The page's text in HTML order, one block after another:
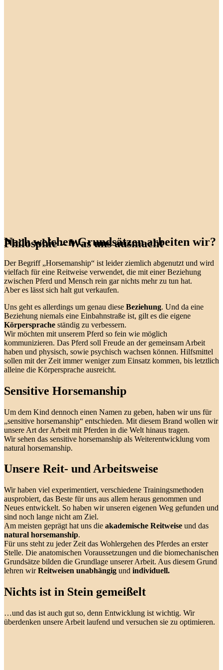
Philosphie – Was uns ausmacht
Nach welchen Grundsätzen arbeiten wir?
Der Begriff „Horsemanship“ ist leider ziemlich abgenutzt und wird
vielfach für eine Reitweise verwendet, die mit einer Beziehung
zwischen Pferd und Mensch rein gar nichts mehr zu tun hat.
Aber es lässt sich halt gut verkaufen.
Uns geht es allerdings um genau diese Beziehung. Und da eine
Beziehung niemals eine Einbahnstraße ist, gilt es die eigene
Körpersprache ständig zu verbessern.
Wir möchten mit unserem Pferd so fein wie möglich
kommunizieren. Das Pferd soll Freude an der gemeinsam Arbeit
haben und physisch, sowie psychisch wachsen können. Hilfsmittel
sollen mit der Zeit immer weniger zum Einsatz kommen, bis letztlich
alleine die Körpersprache ausreicht.
Sensitive Horsemanship
Um dem Kind dennoch einen Namen zu geben, haben wir uns für
„sensitive horsemanship“ entschieden. Mit diesem Brand wollen wir
unsere Art der Arbeit mit Pferden in die Welt hinaus tragen.
Wir sehen das sensitive horsemanship als Weiterentwicklung vom
natural horsemanship.
Unsere Reit- und Arbeitsweise
Wir haben viel experimentiert, verschiedene Trainingsmethoden
ausprobiert, das Beste für uns aus allem heraus genommen und
Neues entwickelt. So haben wir unseren eigenen Weg gefunden und
sind noch lange nicht am Ziel.
Am meisten geprägt hat uns die akademische Reitweise und das
natural horsemanship.
Für uns steht zu jeder Zeit das Wohlergehen des Pferdes an erster
Stelle. Die anatomischen Voraussetzungen und die biomechanischen
Grundsätze bilden die Grundlage unserer Arbeit. Aus diesem Grund
lehren wirReitweisen unabhängig und individuell.
Nichts ist in Stein gemeißelt
…und das ist auch gut so, denn Entwicklung ist wichtig. Wir
überdenken unsere Arbeit laufend und versuchen sie zu optimieren.